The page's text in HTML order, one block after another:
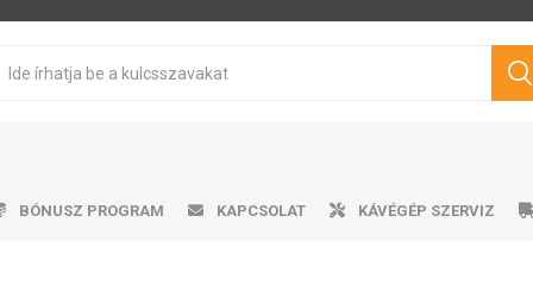
BÓNUSZ PROGRAM KAPCSOLAT KÁVÉGÉP SZERVIZ